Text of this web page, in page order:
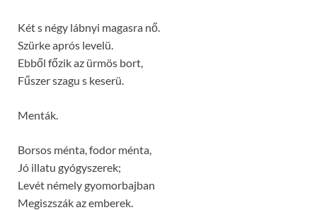
Két s négy lábnyi magasra nő.
Szürke aprós levelü.
Ebből főzik az ürmös bort,
Fűszer szagu s keserü.
Menták.
Borsos ménta, fodor ménta,
Jó illatu gyógyszerek;
Levét némely gyomorbajban
Megiszszák az emberek.